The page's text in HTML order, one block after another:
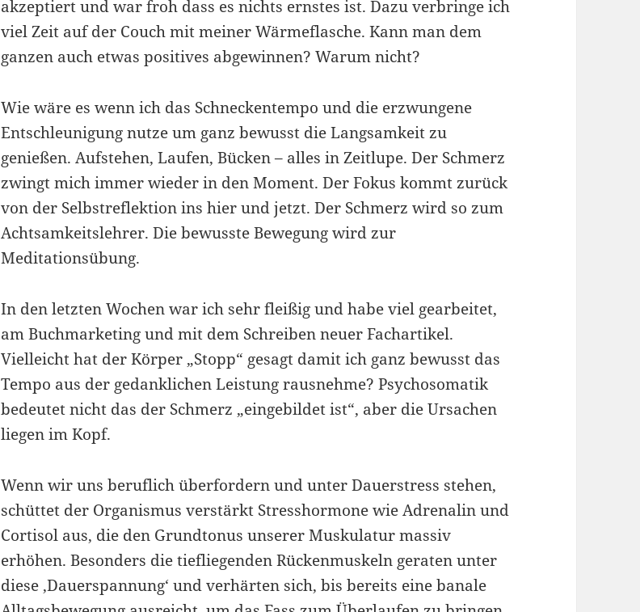
akzeptiert und war froh dass es nichts ernstes ist. Dazu verbringe ich
viel Zeit auf der Couch mit meiner Wärmeflasche. Kann man dem
ganzen auch etwas positives abgewinnen? Warum nicht?
Wie wäre es wenn ich das Schneckentempo und die erzwungene
Entschleunigung nutze um ganz bewusst die Langsamkeit zu
genießen. Aufstehen, Laufen, Bücken – alles in Zeitlupe. Der Schmerz
zwingt mich immer wieder in den Moment. Der Fokus kommt zurück
von der Selbstreflektion ins hier und jetzt. Der Schmerz wird so zum
Achtsamkeitslehrer. Die bewusste Bewegung wird zur
Meditationsübung.
In den letzten Wochen war ich sehr fleißig und habe viel gearbeitet,
am Buchmarketing und mit dem Schreiben neuer Fachartikel.
Vielleicht hat der Körper „Stopp“ gesagt damit ich ganz bewusst das
Tempo aus der gedanklichen Leistung rausnehme? Psychosomatik
bedeutet nicht das der Schmerz „eingebildet ist“, aber die Ursachen
liegen im Kopf.
Wenn wir uns beruflich überfordern und unter Dauerstress stehen,
schüttet der Organismus verstärkt Stresshormone wie Adrenalin und
Cortisol aus, die den Grundtonus unserer Muskulatur massiv
erhöhen. Besonders die tiefliegenden Rückenmuskeln geraten unter
diese ‚Dauerspannung‘ und verhärten sich, bis bereits eine banale